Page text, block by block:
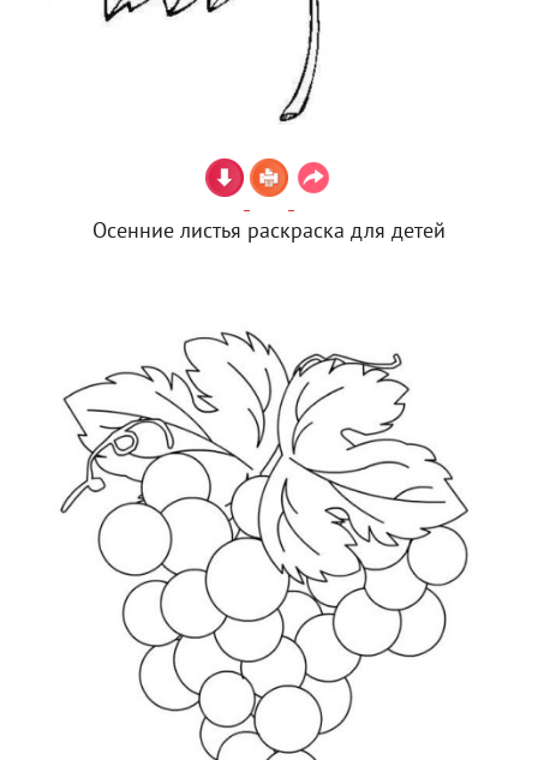
Осенние листья раскраска для детей